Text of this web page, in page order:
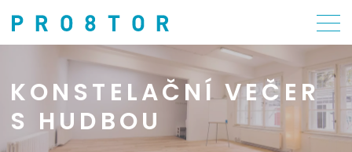
KONSTELAČNÍ VEČER
S HUDBOU